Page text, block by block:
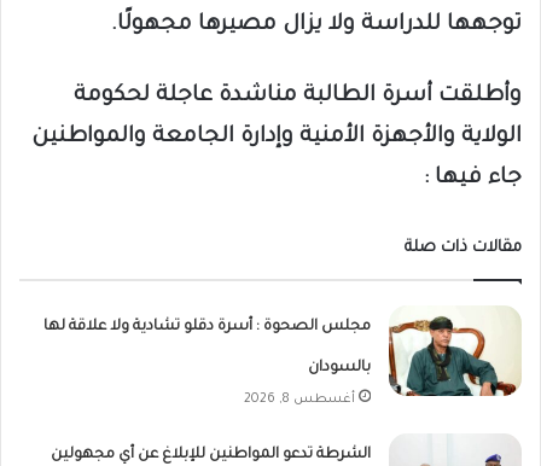
توجهها للدراسة ولا يزال مصيرها مجهولًا.
وأطلقت أسرة الطالبة مناشدة عاجلة لحكومة
الولاية والأجهزة الأمنية وإدارة الجامعة والمواطنين
جاء فيها :
مقالات ذات صلة
مجلس الصحوة : أسرة دقلو تشادية ولا علاقة لها
بالسودان
أغسطس 8, 2026
الشرطة تدعو المواطنين للإبلاغ عن أي مجهولين